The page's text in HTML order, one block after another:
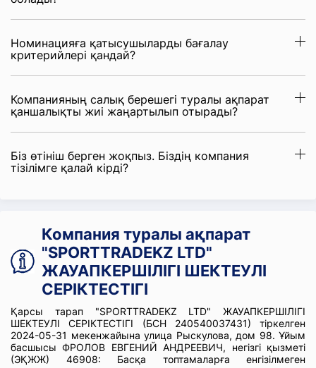
Номинацияға қатысушыларды бағалау
критерийлері қандай?
Компанияның салық берешегі туралы ақпарат
қаншалықты жиі жаңартылып отырады?
Біз өтініш берген жоқпыз. Біздің компания
тізілімге қалай кірді?
Компания туралы ақпарат
"SPORTTRADEKZ LTD"
ЖАУАПКЕРШІЛІГІ ШЕКТЕУЛІ
СЕРІКТЕСТІГІ
Қарсы тарап "SPORTTRADEKZ LTD" ЖАУАПКЕРШІЛІГІ
ШЕКТЕУЛІ СЕРІКТЕСТІГІ (БСН 240540037431) тіркелген
2024-05-31 мекенжайына улица Рыскулова, дом 98. Ұйым
басшысы ФРОЛОВ ЕВГЕНИЙ АНДРЕЕВИЧ, негізгі қызметі
(ЭҚЖЖ) 46908: Басқа топтамаларға енгізілмеген